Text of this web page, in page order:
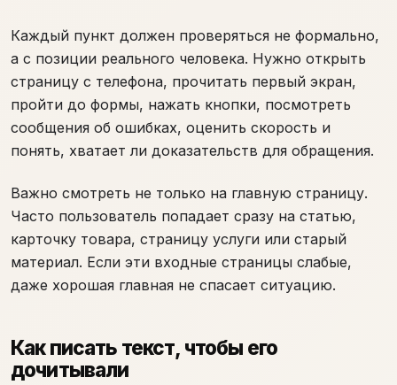
Каждый пункт должен проверяться не формально,
а с позиции реального человека. Нужно открыть
страницу с телефона, прочитать первый экран,
пройти до формы, нажать кнопки, посмотреть
сообщения об ошибках, оценить скорость и
понять, хватает ли доказательств для обращения.
Важно смотреть не только на главную страницу.
Часто пользователь попадает сразу на статью,
карточку товара, страницу услуги или старый
материал. Если эти входные страницы слабые,
даже хорошая главная не спасает ситуацию.
Как писать текст, чтобы его
дочитывали